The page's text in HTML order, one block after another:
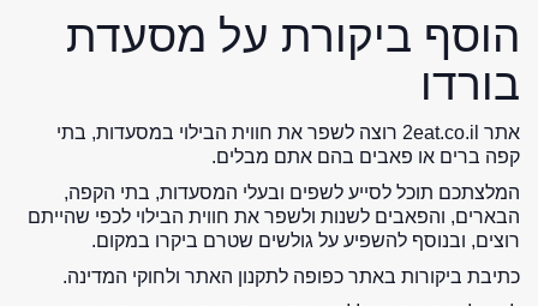
הוסף ביקורת על מסעדת
בורדו
אתר 2eat.co.il רוצה לשפר את חווית הבילוי במסעדות, בתי
קפה ברים או פאבים בהם אתם מבלים.
המלצתכם תוכל לסייע לשפים ובעלי המסעדות, בתי הקפה,
הבארים, והפאבים לשנות ולשפר את חווית הבילוי לכפי שהייתם
רוצים, ובנוסף להשפיע על גולשים שטרם ביקרו במקום.
כתיבת ביקורות באתר כפופה לתקנון האתר ולחוקי המדינה.